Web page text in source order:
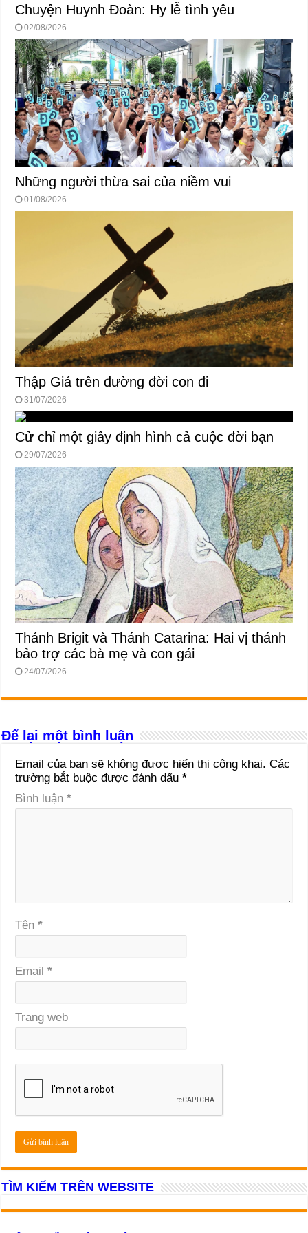
Chuyện Huynh Đoàn: Hy lễ tình yêu
02/08/2026
Những người thừa sai của niềm vui
01/08/2026
Thập Giá trên đường đời con đi
31/07/2026
Cử chỉ một giây định hình cả cuộc đời bạn
29/07/2026
Thánh Brigit và Thánh Catarina: Hai vị thánh
bảo trợ các bà mẹ và con gái
24/07/2026
Để lại một bình luận
Email của bạn sẽ không được hiển thị công khai. Các
trường bắt buộc được đánh dấu*
Bình luận*
Tên*
Email*
Trang web
TÌM KIẾM TRÊN WEBSITE